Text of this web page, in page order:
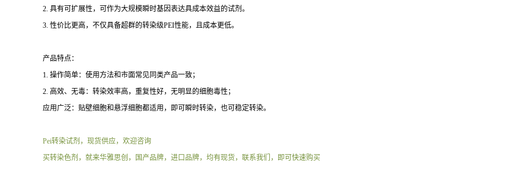
2. 具有可扩展性，可作为大规模瞬时基因表达具成本效益的试剂。
3. 性价比更高，不仅具备超群的转染级PEI性能，且成本更低。
产品特点：
1. 操作简单：使用方法和市面常见同类产品一致；
2. 高效、无毒：转染效率高，重复性好，无明显的细胞毒性；
应用广泛：贴壁细胞和悬浮细胞都适用，即可瞬时转染，也可稳定转染。
Pei转染试剂，现货供应，欢迎咨询
买转染色剂，就来华雅思创，国产品牌，进口品牌，均有现货，联系我们，即可快速购买